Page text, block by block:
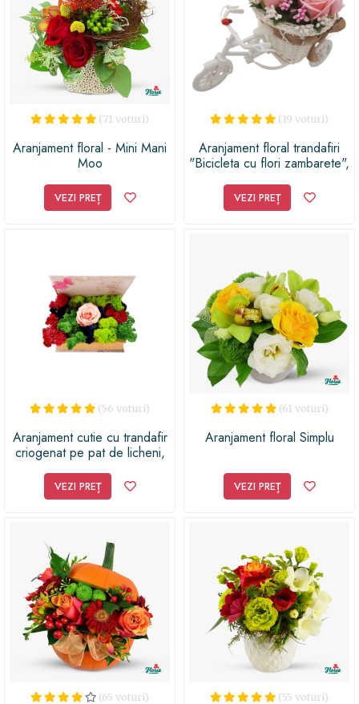
(71 voturi)
Aranjament floral - Mini Mani
Moo
VEZI PREȚ
(19 voturi)
Aranjament floral trandafiri
"Bicicleta cu flori zambarete",
22x15x12 cm
VEZI PREȚ
(56 voturi)
Aranjament cutie cu trandafir
criogenat pe pat de licheni,
VEZI PREȚ
(61 voturi)
Aranjament floral Simplu
VEZI PREȚ
(65 voturi) (55 voturi)